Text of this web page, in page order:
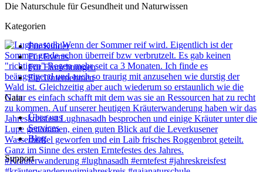
Die Naturschule für Gesundheit und Naturwissen
Kategorien
Für Kinder
Für Events
Für Einrichtungen
Für Unternehmen
Gaia
Über uns
Services
Blog
Support